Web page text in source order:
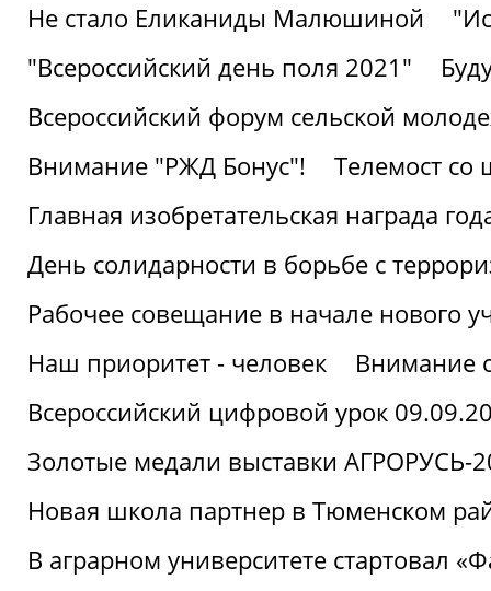
Не стало Еликаниды Малюшиной
"Всероссийский день поля 2021"
Всероссийский форум сельской
Внимание "РЖД Бонус"!
Телемост
Главная изобретательская награда
День солидарности в борьбе с
Рабочее совещание в начале нового
Наш приоритет - человек
Внимание
Всероссийский цифровой урок
Золотые медали выставки АГРОРУСЬ-
Новая школа партнер в Тюменском
В аграрном университете стартовал